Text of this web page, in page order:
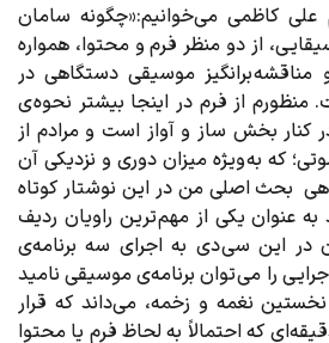
علی کاظمی می‌خوانیم:«چگونه سامان
از دو منظر فرم و محتوا، همواره
برانگیز موسیقی دستگاهی در
از فرم در اینجا بیشتر نحوه ی
بخش ساز و آواز است و مرادم از
که به ویژه میزان دوری و نزدیکی آن
بحث اصلی من در این نوشتار کوتاه
عنوان یکی از مهم ترین راویان ردیف
در این سی دی به اجرای سه برنامه‌ی
را می توان برنامه‌ی موسیقی نامید
نغمه و زخمه، می‌داند که قرار
که احتمالاً به لحاظ فرم یا محتوا